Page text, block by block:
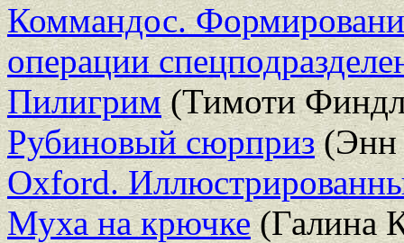
Коммандос.
операции
Пилигрим(Тимоти
Рубиновый сюрприз(Энн
Oxford.
Муха на крючке(Галина